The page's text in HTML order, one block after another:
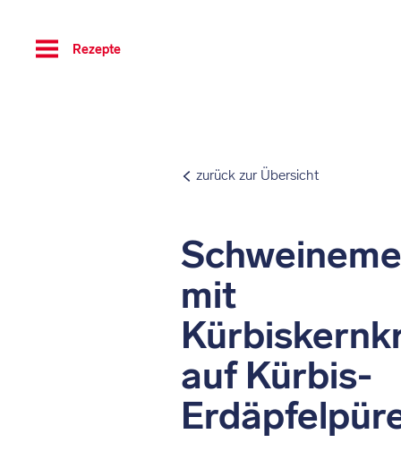
Toggle
navigation
Rezepte
zurück zur Übersicht
mit
auf Kürbis-